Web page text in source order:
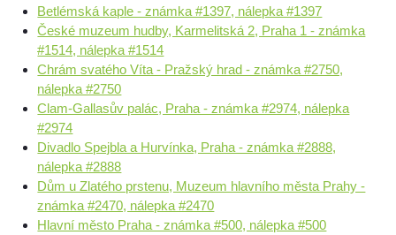
Betlémská kaple - známka #1397, nálepka #1397
České muzeum hudby, Karmelitská 2, Praha 1 - známka
#1514, nálepka #1514
Chrám svatého Víta - Pražský hrad - známka #2750,
nálepka #2750
Clam-Gallasův palác, Praha - známka #2974, nálepka
#2974
Divadlo Spejbla a Hurvínka, Praha - známka #2888,
nálepka #2888
Dům u Zlatého prstenu, Muzeum hlavního města Prahy -
známka #2470, nálepka #2470
Hlavní město Praha - známka #500, nálepka #500